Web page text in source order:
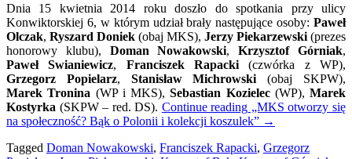
na
o
i
Dnia 15 kwietnia 2014 roku doszło do spotkania przy ulicy
Konwiktorskiej 6, w którym udział brały następujące osoby: Paweł
Olczak, Ryszard Doniek (obaj MKS), Jerzy Piekarzewski (prezes
honorowy klubu), Doman Nowakowski,Krzysztof Górniak,
Paweł Swianiewicz, Franciszek Rapacki(czwórka z WP),
Grzegorz Popielarz, Stanisław Michrowski(obaj SKPW),
Marek Tronina (WP i MKS),Sebastian Kozielec (WP), Marek
Kostyrka (SKPW – red. DS). Continue reading „MKS otworzy się
na społeczność? Bąk o Polonii i kolekcji koszulek” →
Tagged Doman Nowakowski, Franciszek Rapacki, Grzegorz